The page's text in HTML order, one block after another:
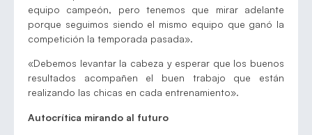
equipo campeón, pero tenemos que mirar adelante
porque seguimos siendo el mismo equipo que ganó la
competición la temporada pasada».
«Debemos levantar la cabeza y esperar que los buenos
resultados acompañen el buen trabajo que están
realizando las chicas en cada entrenamiento».
Autocrítica mirando al futuro